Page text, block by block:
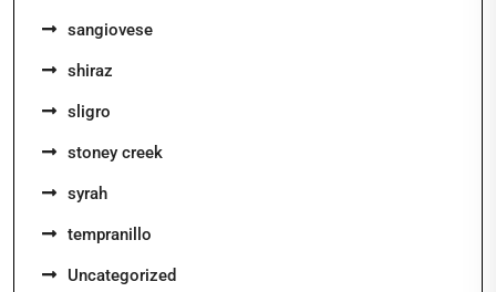
sangiovese
shiraz
sligro
stoney creek
syrah
tempranillo
Uncategorized